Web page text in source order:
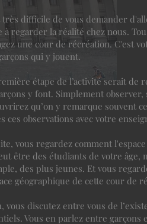
très difficile de vous demander
à regarder la réalité chez nous.
une cour de récréation. C'est
qui y jouent.
étape de l’activité serait
y font. Simplement
qu’on y remarque souvent
ces observations avec votre
vous regardez comment
être des étudiants de votre âge,
des plus jeunes. Et vous
géographique de cette cour de
vous discutez entre vous de
Vous en parlez entre garçons